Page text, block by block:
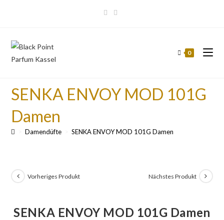
0
SENKA ENVOY MOD 101G
Damen
Damendüfte SENKA ENVOY MOD 101G Damen
Vorheriges Produkt Nächstes Produkt
SENKA ENVOY MOD 101G Damen